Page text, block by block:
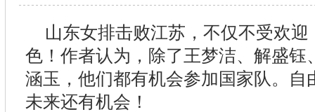
山东女排击败江苏，不仅不受欢
色！作者认为，除了王梦洁、解盛钰
涵玉，他们都有机会参加国家队。自
未来还有机会！